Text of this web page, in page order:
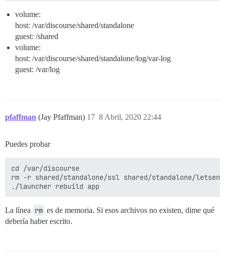
volume:
host: /var/discourse/shared/standalone
guest: /shared
volume:
host: /var/discourse/shared/standalone/log/var-log
guest: /var/log
pfaffman (Jay Pfaffman) 8 Abril, 2020 22:44
17
Puedes probar
cd /var/discourse
rm -r shared/standalone/ssl shared/standalone/
La línea rm es de memoria. Si esos archivos no existen, dime qué
debería haber escrito.